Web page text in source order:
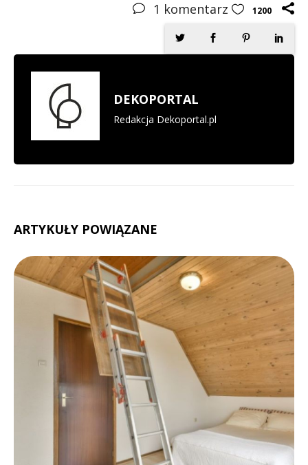
1 komentarz 1200
DEKOPORTAL
Redakcja Dekoportal.pl
ARTYKUŁY POWIĄZANE